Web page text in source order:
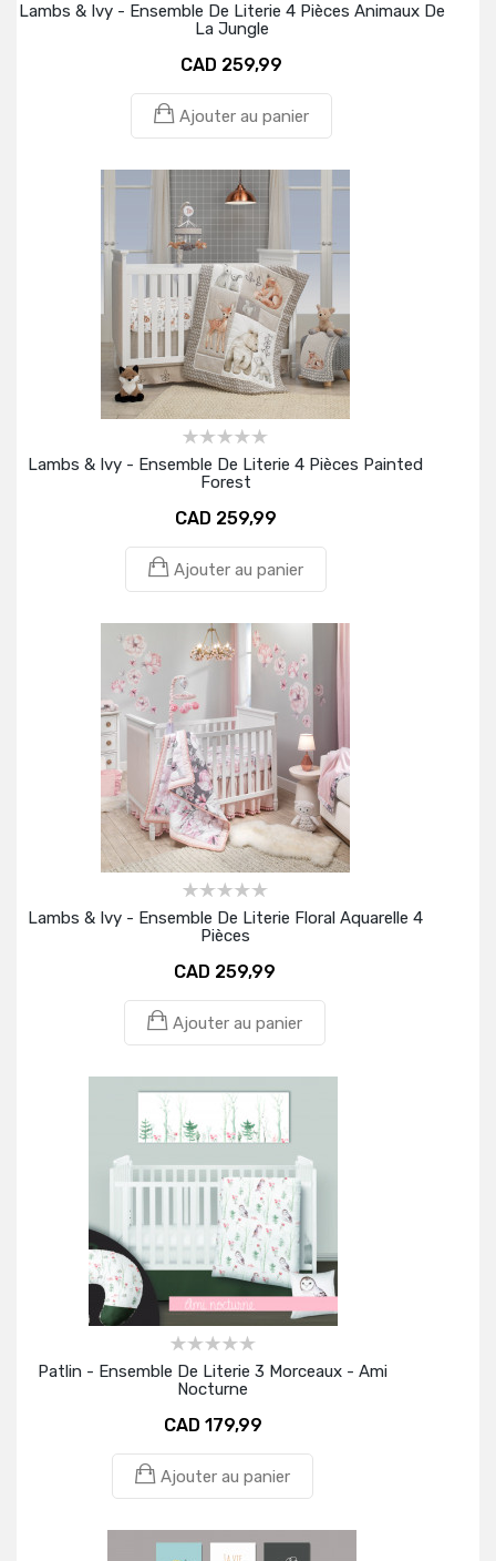
Lambs & Ivy - Ensemble De Literie 4 Pièces Animaux De
La Jungle
CAD 259,99
Ajouter au panier
Lambs & Ivy - Ensemble De Literie 4 Pièces Painted
Forest
CAD 259,99
Ajouter au panier
Lambs & Ivy - Ensemble De Literie Floral Aquarelle 4
Pièces
CAD 259,99
Ajouter au panier
Patlin - Ensemble De Literie 3 Morceaux - Ami
Nocturne
CAD 179,99
Ajouter au panier